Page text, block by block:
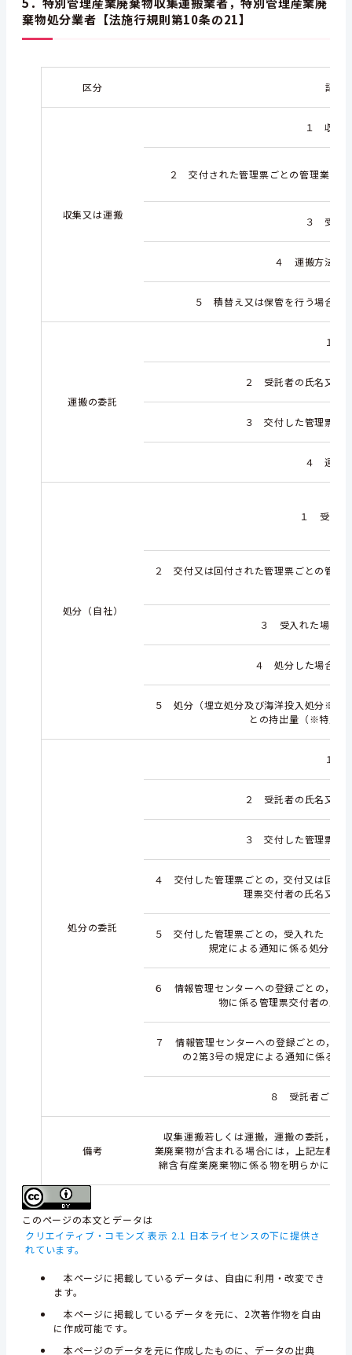
棄物処分業者【法施行規則第10条の21】
区分 記載
収集又は運搬
１ 収集
２ 交付された管理票ごとの管理業交
３ 受入
４ 運搬方法及
５ 積替え又は保管を行う場合に
運搬の委託
１
２ 受託者の氏名又は
３ 交付した管理票ご
４ 運搬
処分（自社）
１ 受入れ
２ 交付又は回付された管理票ごとの管理
３ 受入れた場合に
４ 処分した場合に
５ 処分（埋立処分及び海洋投入処分※を
との持出量（※特別
処分の委託
１
２ 受託者の氏名又は
３ 交付した管理票ご
４ 交付した管理票ごとの，交付又は回付
理票交付者の氏名又は
５ 交付した管理票ごとの，受入れた（特
規定による通知に係る処分を
６ 情報管理センターへの登録ごとの，交
物に係る管理票交付者の氏
７ 情報管理センターへの登録ごとの，受
の2第3号の規定による通知に係る処
８ 受託者ごとの
備考
収集運搬若しくは運搬，運搬の委託，処
業廃棄物が含まれる場合には，上記左欄の
綿含有産業廃棄物に係る物を明らかにす
このページの本文とデータは
クリエイティブ・コモンズ 表示 2.1 日本ライセンスの下に提供さ
れています。
本ページに掲載しているデータは、自由に利用・改変でき
ます。
本ページに掲載しているデータを元に、2次著作物を自由
に作成可能です。
本ページのデータを元に作成したものに、データの出典